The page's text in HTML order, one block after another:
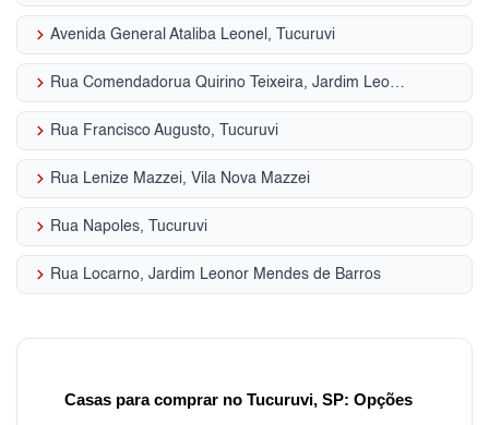
keyboard_arrow_right Avenida General Ataliba Leonel, Tucuruvi
keyboard_arrow_right Rua Comendadorua Quirino Teixeira, Jardim Leonor Mendes de Barros
keyboard_arrow_right Rua Francisco Augusto, Tucuruvi
keyboard_arrow_right Rua Lenize Mazzei, Vila Nova Mazzei
keyboard_arrow_right Rua Napoles, Tucuruvi
keyboard_arrow_right Rua Locarno, Jardim Leonor Mendes de Barros
Casas para comprar no Tucuruvi, SP: Opções